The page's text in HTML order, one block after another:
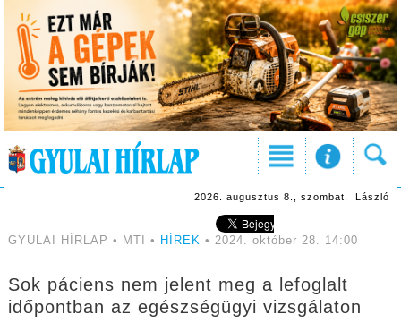
2026. augusztus 8., szombat, László
GYULAI HÍRLAP • MTI • HÍREK • 2024. október 28. 14:00
Sok páciens nem jelent meg a lefoglalt
időpontban az egészségügyi vizsgálaton